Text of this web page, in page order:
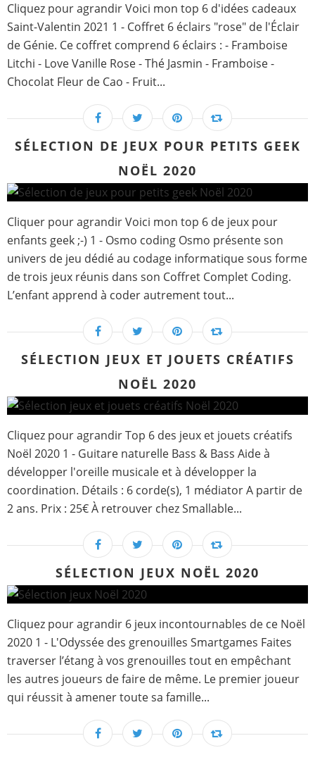
Cliquez pour agrandir Voici mon top 6 d'idées cadeaux
Saint-Valentin 2021 1 - Coffret 6 éclairs "rose" de l'Éclair
de Génie. Ce coffret comprend 6 éclairs : - Framboise
Litchi - Love Vanille Rose - Thé Jasmin - Framboise -
Chocolat Fleur de Cao - Fruit...
SÉLECTION DE JEUX POUR PETITS GEEK
NOËL 2020
Cliquer pour agrandir Voici mon top 6 de jeux pour
enfants geek ;-) 1 - Osmo coding Osmo présente son
univers de jeu dédié au codage informatique sous forme
de trois jeux réunis dans son Coffret Complet Coding.
L’enfant apprend à coder autrement tout...
SÉLECTION JEUX ET JOUETS CRÉATIFS
NOËL 2020
Cliquez pour agrandir Top 6 des jeux et jouets créatifs
Noël 2020 1 - Guitare naturelle Bass & Bass Aide à
développer l'oreille musicale et à développer la
coordination. Détails : 6 corde(s), 1 médiator A partir de
2 ans. Prix : 25€ À retrouver chez Smallable...
SÉLECTION JEUX NOËL 2020
Cliquez pour agrandir 6 jeux incontournables de ce Noël
2020 1 - L'Odyssée des grenouilles Smartgames Faites
traverser l’étang à vos grenouilles tout en empêchant
les autres joueurs de faire de même. Le premier joueur
qui réussit à amener toute sa famille...